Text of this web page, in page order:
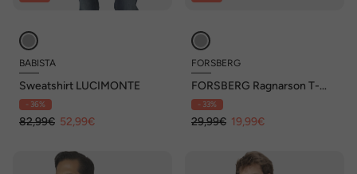
BABISTA
Sweatshirt LUCIMONTE
- 36%
82,99€ 52,99€
FORSBERG
FORSBERG Ragnarson T-
Shirt mit Brusttasche
- 33%
29,99€ 19,99€